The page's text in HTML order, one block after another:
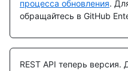
процесса обновления.
обращайтесь в GitHub
REST API теперь версия.